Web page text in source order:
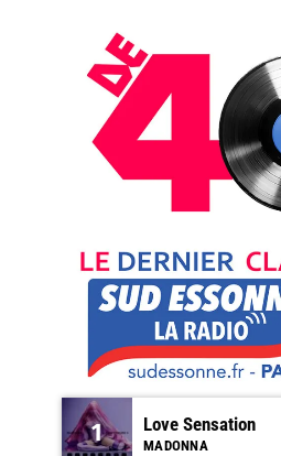
1 Love Sensation
MADONNA